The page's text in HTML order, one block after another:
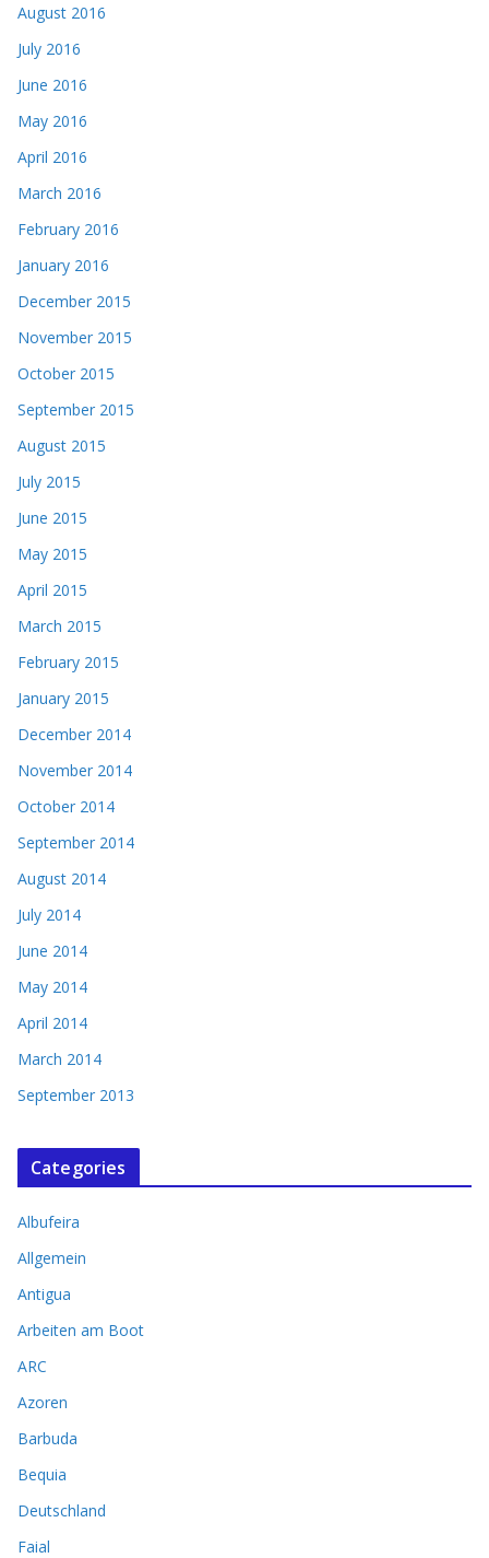
August 2016
July 2016
June 2016
May 2016
April 2016
March 2016
February 2016
January 2016
December 2015
November 2015
October 2015
September 2015
August 2015
July 2015
June 2015
May 2015
April 2015
March 2015
February 2015
January 2015
December 2014
November 2014
October 2014
September 2014
August 2014
July 2014
June 2014
May 2014
April 2014
March 2014
September 2013
Categories
Albufeira
Allgemein
Antigua
Arbeiten am Boot
ARC
Azoren
Barbuda
Bequia
Deutschland
Faial